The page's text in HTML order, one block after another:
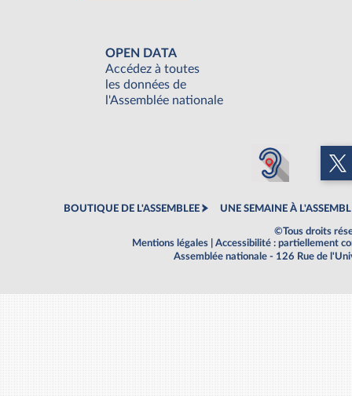
OPEN DATA
Accédez à toutes
les données de
l'Assemblée nationale
BOUTIQUE DE L'ASSEMBLEE UNE SEMAINE À
©Tous droits
Mentions légales
Accessibilité : partiellement
Assemblée nationale - 126 Rue de